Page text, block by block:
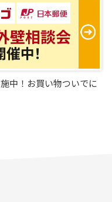
中！お買い物ついでに